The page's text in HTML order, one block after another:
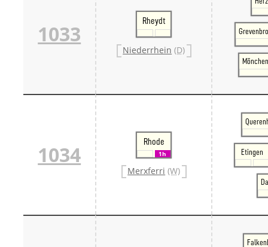
1033
Rheydt
Niederrhein (D)
1034
Rhode
1h
Merxferri (W)
Etingen